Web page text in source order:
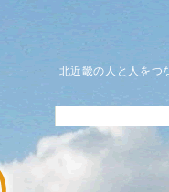
北近畿の人と人をつ